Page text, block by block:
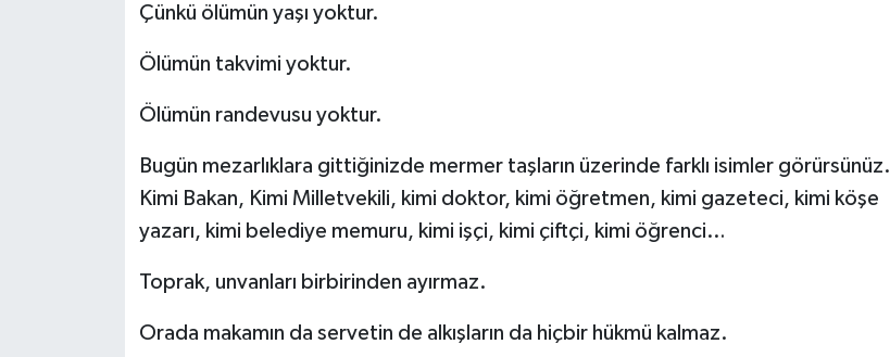
Çünkü ölümün yaşı yoktur.
Ölümün takvimi yoktur.
Ölümün randevusu yoktur.
Bugün mezarlıklara gittiğinizde mermer taşların üzerinde farklı isimler görürsünüz.
Kimi Bakan, Kimi Milletvekili, kimi doktor, kimi öğretmen, kimi gazeteci, kimi köşe
yazarı, kimi belediye memuru, kimi işçi, kimi çiftçi, kimi öğrenci…
Toprak, unvanları birbirinden ayırmaz.
Orada makamın da servetin de alkışların da hiçbir hükmü kalmaz.